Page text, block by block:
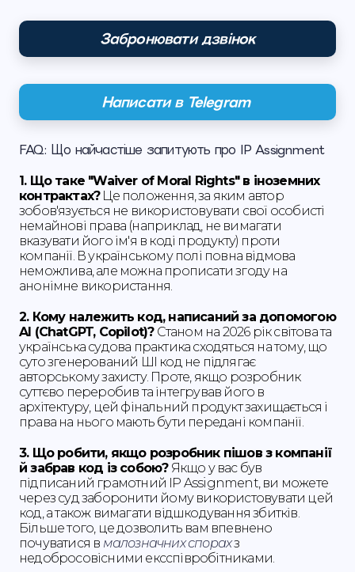
Забронювати дзвінок
Написати в Telegram
FAQ: Що найчастіше запитують про IP Assignment
1. Що таке "Waiver of Moral Rights" в іноземних
контрактах?Це положення, за яким автор
зобов'язується не використовувати свої особисті
немайнові права (наприклад, не вимагати
вказувати його ім'я в коді продукту) проти
компанії. В українському полі повна відмова
неможлива, але можна прописати згоду на
анонімне використання.
2. Кому належить код, написаний за допомогою
AI (ChatGPT, Copilot)?Станом на 2026 рік світова та
українська судова практика сходяться на тому, що
суто згенерований ШІ код не підлягає
авторському захисту. Проте, якщо розробник
суттєво переробив та інтегрував його в
архітектуру, цей фінальний продукт захищається і
права на нього мають бути передані компанії.
3. Що робити, якщо розробник пішов з компанії
й забрав код із собою?Якщо у вас був
підписаний грамотний IP Assignment, ви можете
через суд заборонити йому використовувати цей
код, а також вимагати відшкодування збитків.
Більше того, це дозволить вам впевнено
почуватися в малозначних спорахз
недобросовісними ексспівробітниками.